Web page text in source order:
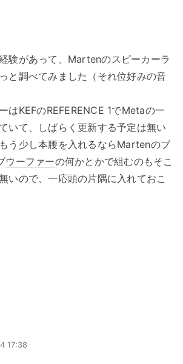
験があって、Martenのスピーカーラ
と調べてみました（それ位好みの音
はKEFのREFERENCE 1でMetaの一
いて、しばらく更新する予定は無い
う少し本腰を入れるならMartenのブ
ウーファーの何かとかで組むのもそこ
いので、一応頭の片隅に入れておこ
17:38